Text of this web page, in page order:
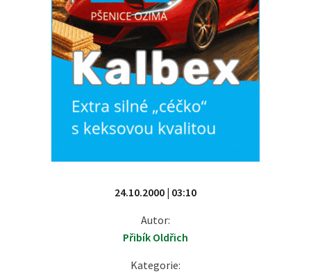
24.10.2000 | 03:10
Autor:
Přibík Oldřich
Kategorie: